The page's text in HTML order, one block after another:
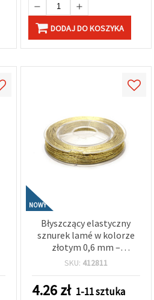
DODAJ DO KOSZYKA
NOWY
Błyszczący elastyczny
sznurek lamé w kolorze
złotym 0,6 mm –
rozciągliwa, dekoracyjna i
ok. 10 m rolka
SKU: 412811
4.26zł 1-11 sztuka